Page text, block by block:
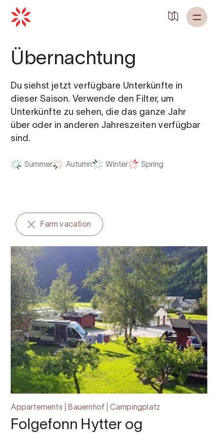
Übernachtung
Du siehst jetzt verfügbare Unterkünfte in
dieser Saison. Verwende den Filter, um
Unterkünfte zu sehen, die das ganze Jahr
über oder in anderen Jahreszeiten verfügbar
sind.
Summer Autumn Winter Spring
Farm vacation
Appartements | Bauernhof | Campingplatz
Folgefonn Hytter og